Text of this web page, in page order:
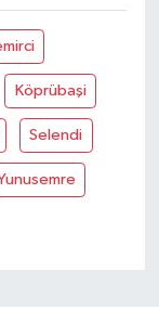
Köprübaşi
Selendi